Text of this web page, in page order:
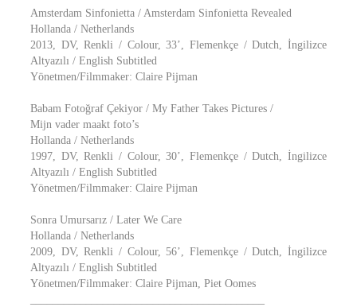
Amsterdam Sinfonietta / Amsterdam Sinfonietta Revealed
Hollanda / Netherlands
2013, DV, Renkli / Colour, 33’, Flemenkçe / Dutch, İngilizce
Altyazılı / English Subtitled
Yönetmen/Filmmaker: Claire Pijman
Babam Fotoğraf Çekiyor / My Father Takes Pictures /
Mijn vader maakt foto’s
Hollanda / Netherlands
1997, DV, Renkli / Colour, 30’, Flemenkçe / Dutch, İngilizce
Altyazılı / English Subtitled
Yönetmen/Filmmaker: Claire Pijman
Sonra Umursarız / Later We Care
Hollanda / Netherlands
2009, DV, Renkli / Colour, 56’, Flemenkçe / Dutch, İngilizce
Altyazılı / English Subtitled
Yönetmen/Filmmaker: Claire Pijman, Piet Oomes